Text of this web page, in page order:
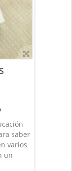
saber
varios
un